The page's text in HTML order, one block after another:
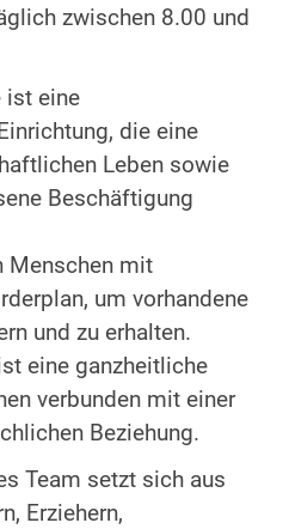
zwischen 8.00 und
ist eine
die eine
Leben sowie
Beschäftigung
Menschen mit
um vorhandene
und zu erhalten.
eine ganzheitliche
verbunden mit einer
Beziehung.
Team setzt sich aus
Erziehern,